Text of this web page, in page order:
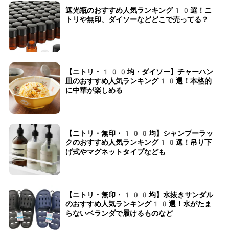
遮光瓶のおすすめ人気ランキング10選！ニ
トリや無印、ダイソーなどどこで売ってる？
【ニトリ・100均・ダイソー】チャーハン
皿のおすすめ人気ランキング10選！本格的
に中華が楽しめる
【ニトリ・無印・100均】シャンプーラッ
クのおすすめ人気ランキング10選！吊り下
げ式やマグネットタイプなども
【ニトリ・無印・100均】水抜きサンダル
のおすすめ人気ランキング10選！水がたま
らないベランダで履けるものなど